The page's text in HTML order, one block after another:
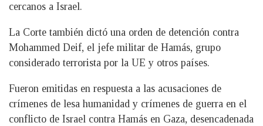
cercanos a Israel.
La Corte también dictó una orden de detención contra
Mohammed Deif, el jefe militar de Hamás, grupo
considerado terrorista por la UE y otros países.
Fueron emitidas en respuesta a las acusaciones de
crímenes de lesa humanidad y crímenes de guerra en el
conflicto de Israel contra Hamás en Gaza, desencadenada